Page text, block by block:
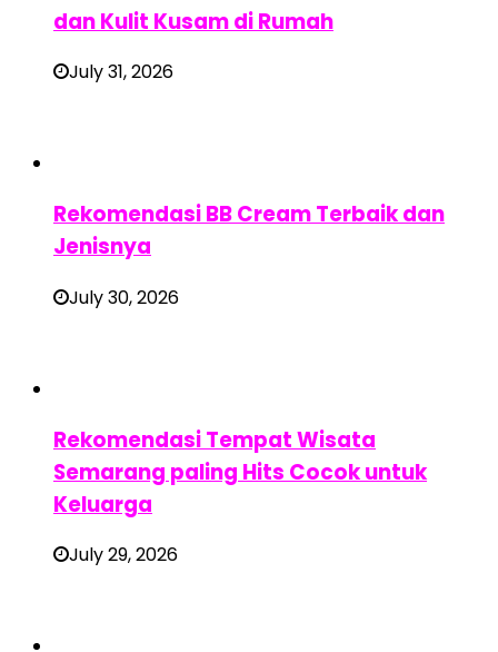
dan Kulit Kusam di Rumah
July 31, 2026
Rekomendasi BB Cream Terbaik dan
Jenisnya
July 30, 2026
Rekomendasi Tempat Wisata
Semarang paling Hits Cocok untuk
Keluarga
July 29, 2026